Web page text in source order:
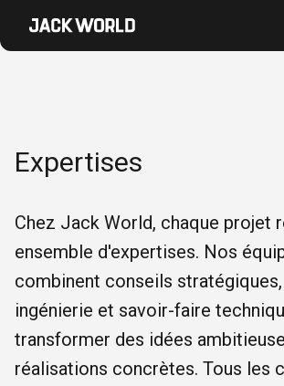
Expertises
Chez Jack World, chaque projet
ensemble d'expertises. Nos
combinent conseils
ingénierie et savoir-faire
transformer des idées
réalisations concrètes. Tous les